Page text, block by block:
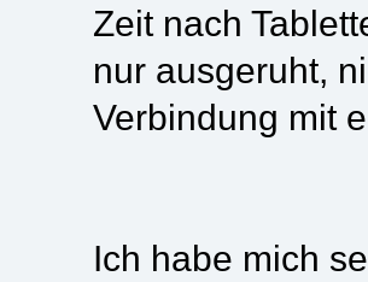
Zeit nach
nur ausgeruht,
Verbindung mit
Ich habe mich